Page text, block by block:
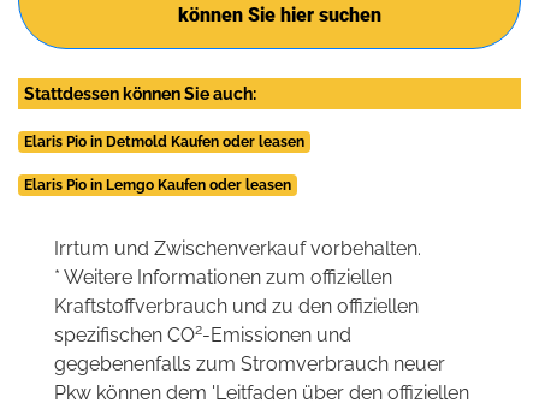
können Sie hier suchen
Stattdessen können Sie auch:
Elaris Pio in Detmold Kaufen oder leasen
Elaris Pio in Lemgo Kaufen oder leasen
Irrtum und Zwischenverkauf vorbehalten.
* Weitere Informationen zum offiziellen
Kraftstoffverbrauch und zu den offiziellen
spezifischen CO2-Emissionen und
gegebenenfalls zum Stromverbrauch neuer
Pkw können dem 'Leitfaden über den offiziellen